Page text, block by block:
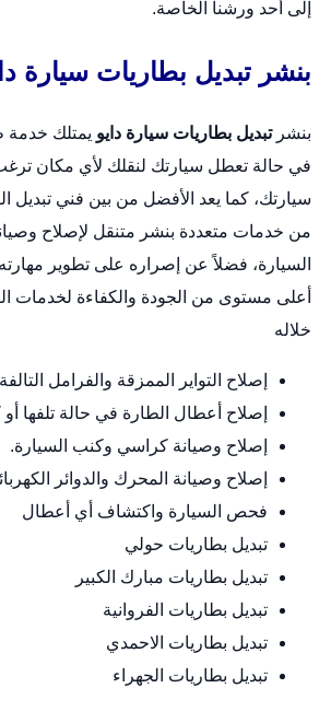
إلى أحد ورشنا الخاصة.
بنشر تبديل بطاريات سيارة
بنشرتبديل بطاريات سيارة دايو يمتلك
في حالة تعطل سيارتك لنقلك لأي مكان
سيارتك، كما يعد الأفضل من بين فني تبديل
من خدمات متعددة بنشر متنقل لإصلاح
السيارة، فضلاً عن إصراره على تطوير مهارته
أعلى مستوى من الجودة والكفاءة لخدمات
خلاله
إصلاح التواير الممزقة والفرامل
إصلاح أعطال الطارة في حالة تلفها
إصلاح وصيانة كراسي وكنب السيارة.
إصلاح وصيانة المحرك والدوائر
فحص السيارة واكتشاف أي أعطال
تبديل بطاريات حولي
تبديل بطاريات مبارك الكبير
تبديل بطاريات الفروانية
تبديل بطاريات الاحمدي
تبديل بطاريات الجهراء